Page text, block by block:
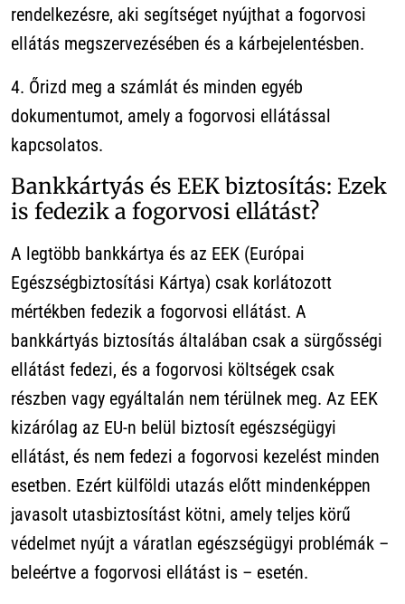
rendelkezésre, aki segítséget nyújthat a fogorvosi
ellátás megszervezésében és a kárbejelentésben.
4. Őrizd meg a számlát és minden egyéb
dokumentumot, amely a fogorvosi ellátással
kapcsolatos.
Bankkártyás és EEK biztosítás: Ezek
is fedezik a fogorvosi ellátást?
A legtöbb bankkártya és az EEK (Európai
Egészségbiztosítási Kártya) csak korlátozott
mértékben fedezik a fogorvosi ellátást. A
bankkártyás biztosítás általában csak a sürgősségi
ellátást fedezi, és a fogorvosi költségek csak
részben vagy egyáltalán nem térülnek meg. Az EEK
kizárólag az EU-n belül biztosít egészségügyi
ellátást, és nem fedezi a fogorvosi kezelést minden
esetben. Ezért külföldi utazás előtt mindenképpen
javasolt utasbiztosítást kötni, amely teljes körű
védelmet nyújt a váratlan egészségügyi problémák –
beleértve a fogorvosi ellátást is – esetén.